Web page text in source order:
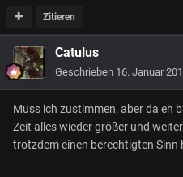
Zitieren
Catulus
Geschrieben 16. Januar
Muss ich zustimmen, aber da eh
Zeit alles wieder größer und
trotzdem einen berechtigten Sinn